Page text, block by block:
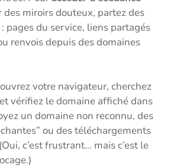
des miroirs douteux, partez des
pages du service, liens partagés
renvois depuis des domaines
votre navigateur, cherchez
vérifiez le domaine affiché dans
un domaine non reconnu, des
ou des téléchargements
c’est frustrant… mais c’est le